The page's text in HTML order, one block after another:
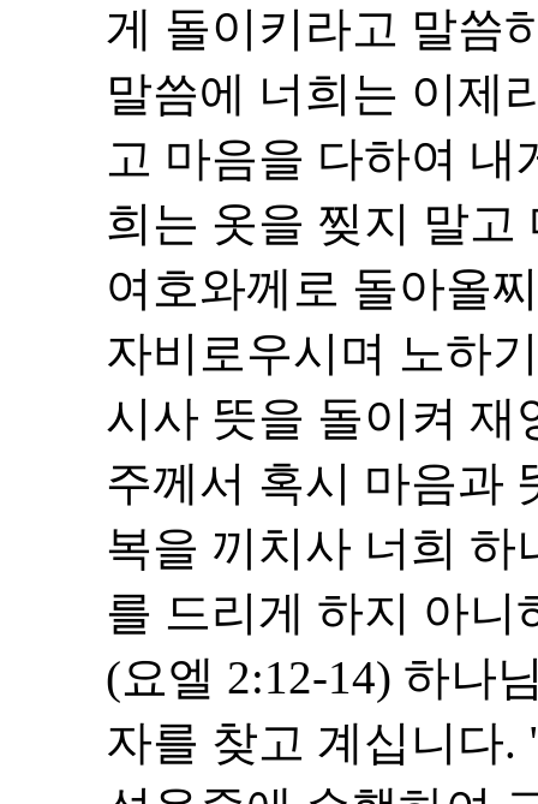
게 돌이키라고 말씀
말씀에 너희는 이제
고 마음을 다하여
희는 옷을 찢지 말고
여호와께로 돌아올
자비로우시며 노하
시사 뜻을 돌이켜 재
주께서 혹시 마음과
복을 끼치사 너희 하
를 드리게 하지 아
(요엘 2:12-14) 하나
자를 찾고 계십니다